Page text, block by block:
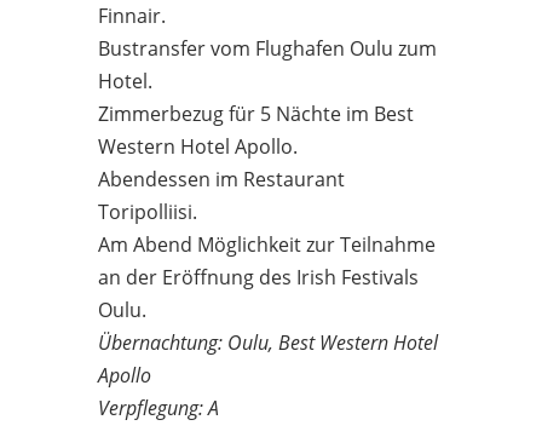
Finnair.
Bustransfer vom Flughafen Oulu zum
Hotel.
Zimmerbezug für 5 Nächte im Best
Western Hotel Apollo.
Abendessen im Restaurant
Toripolliisi.
Am Abend Möglichkeit zur Teilnahme
an der Eröffnung des Irish Festivals
Oulu.
Übernachtung: Oulu, Best Western Hotel
Apollo
Verpflegung: A